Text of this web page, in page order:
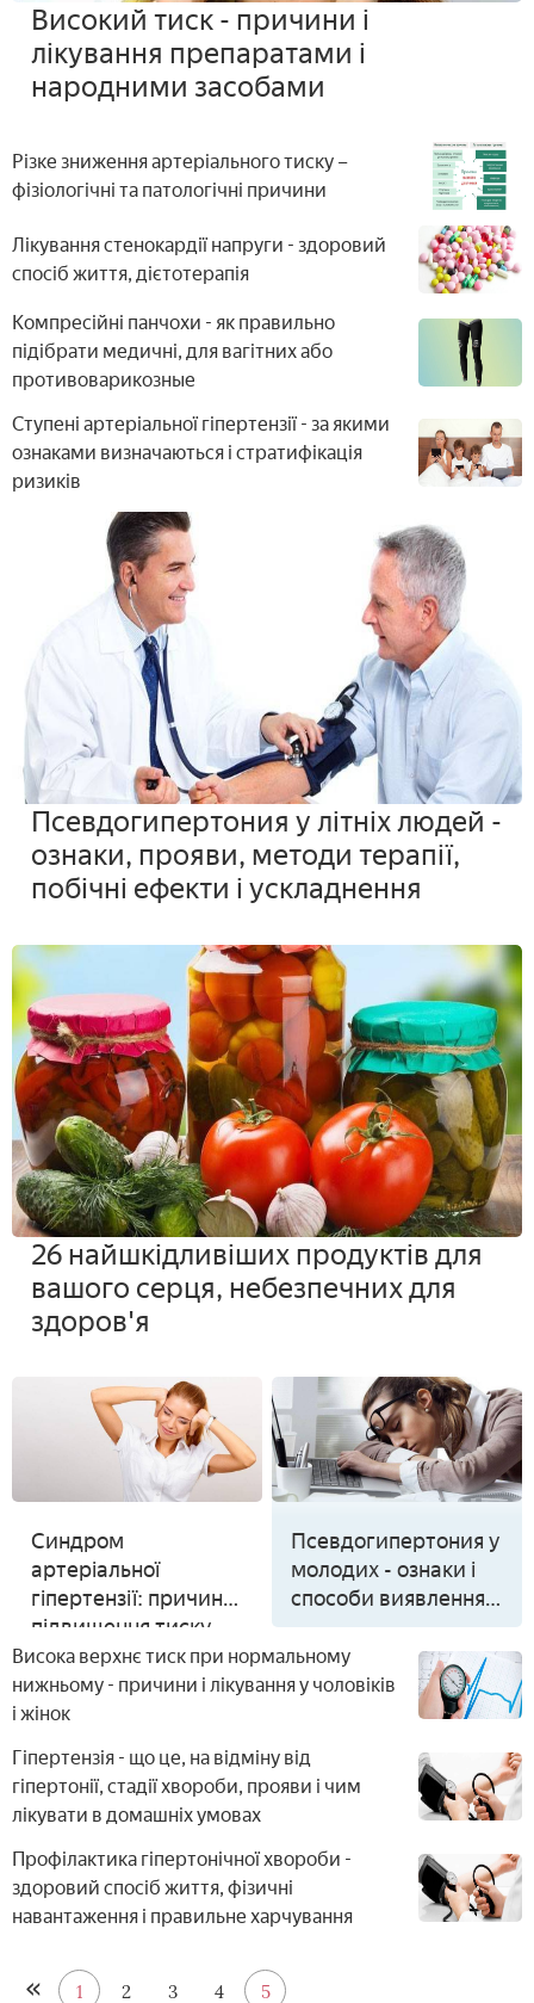
Високий тиск - причини і
лікування препаратами і
народними засобами
Різке зниження артеріального тиску –
фізіологічні та патологічні причини
Лікування стенокардії напруги - здоровий
спосіб життя, дієтотерапія
Компресійні панчохи - як правильно
підібрати медичні, для вагітних або
противоварикозные
Ступені артеріальної гіпертензії - за якими
ознаками визначаються і стратифікація
ризиків
Псевдогипертония у літніх людей -
ознаки, прояви, методи терапії,
побічні ефекти і ускладнення
26 найшкідливіших продуктів для
вашого серця, небезпечних для
здоров'я
Синдром
артеріальної
гіпертензії: причини
підвищення тиску,
класифікація і
ступеня хвороби,
препарати при
Псевдогипертония у
молодих - ознаки і
способи виявлення
хвороби,
консервативна
терапія,
ускладнення
Висока верхнє тиск при нормальному
нижньому - причини і лікування у чоловіків
і жінок
Гіпертензія - що це, на відміну від
гіпертонії, стадії хвороби, прояви і чим
лікувати в домашніх умовах
Профілактика гіпертонічної хвороби -
здоровий спосіб життя, фізичні
навантаження і правильне харчування
1 2 3 4 5